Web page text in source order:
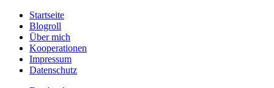
Startseite
Blogroll
Über mich
Kooperationen
Impressum
Datenschutz